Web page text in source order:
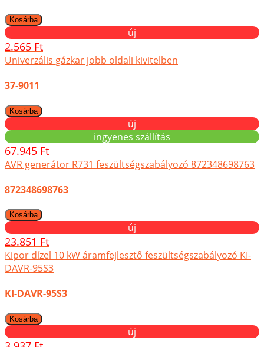
új
2.565 Ft
Univerzális gázkar jobb oldali kivitelben
37-9011
új
ingyenes szállítás
67.945 Ft
AVR generátor R731 feszültségszabályozó 872348698763
872348698763
új
23.851 Ft
Kipor dízel 10 kW áramfejlesztő feszültségszabályozó KI-
DAVR-95S3
KI-DAVR-95S3
új